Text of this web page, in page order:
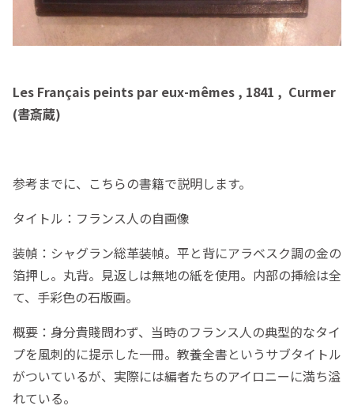
Les Français peints par eux-mêmes , 1841 , Curmer
(書斎蔵)
参考までに、こちらの書籍で説明します。
タイトル：フランス人の自画像
装幀：シャグラン総革装幀。平と背にアラベスク調の金の
箔押し。丸背。見返しは無地の紙を使用。内部の挿絵は全
て、手彩色の石版画。
概要：身分貴賤問わず、当時のフランス人の典型的なタイ
プを風刺的に提示した一冊。教養全書というサブタイトル
がついているが、実際には編者たちのアイロニーに満ち溢
れている。